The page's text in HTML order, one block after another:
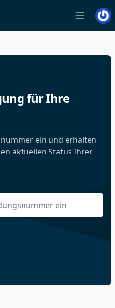
Menü
für Ihre
ein und erhalten
aktuellen Status Ihrer